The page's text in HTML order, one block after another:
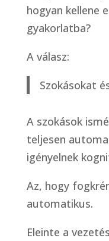
hogyan kellene
gyakorlatba?
A válasz:
Szokásokat
A szokások
teljesen
igényelnek
Az, hogy
automatikus.
Eleinte a